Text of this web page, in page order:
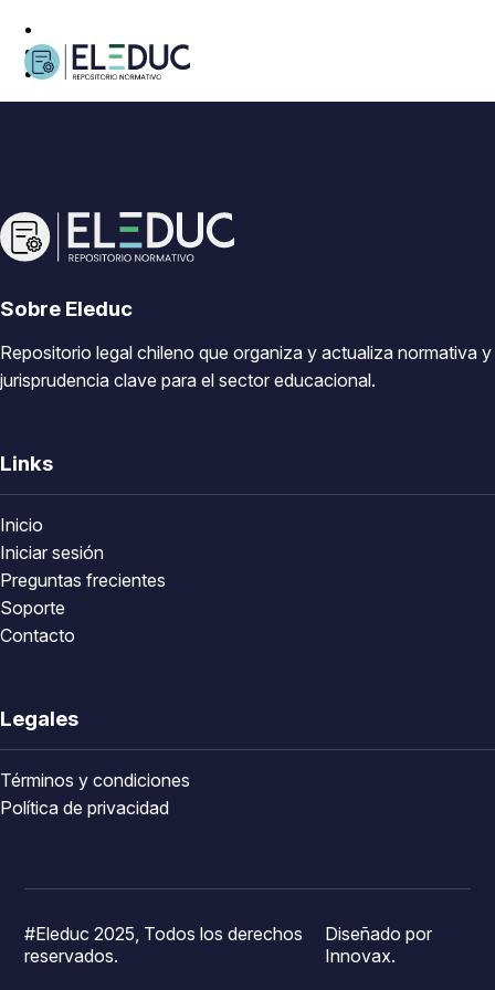
Sobre Eleduc
Repositorio legal chileno que organiza y actualiza normativa y
jurisprudencia clave para el sector educacional.
Links
Inicio
Iniciar sesión
Preguntas frecientes
Soporte
Contacto
Legales
Términos y condiciones
Política de privacidad
#Eleduc 2025, Todos los derechos
reservados.
Diseñado por
Innovax.